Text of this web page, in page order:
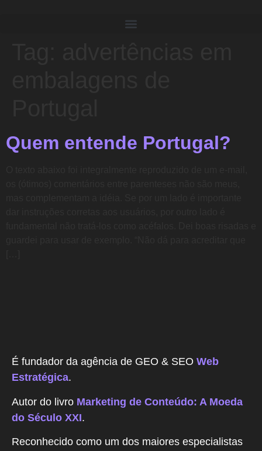
Quem entende Portugal?
É fundador da agência de GEO & SEO Web
Estratégica.
Autor do livro Marketing de Conteúdo: A Moeda
do Século XXI.
Reconhecido como um dos maiores especialistas